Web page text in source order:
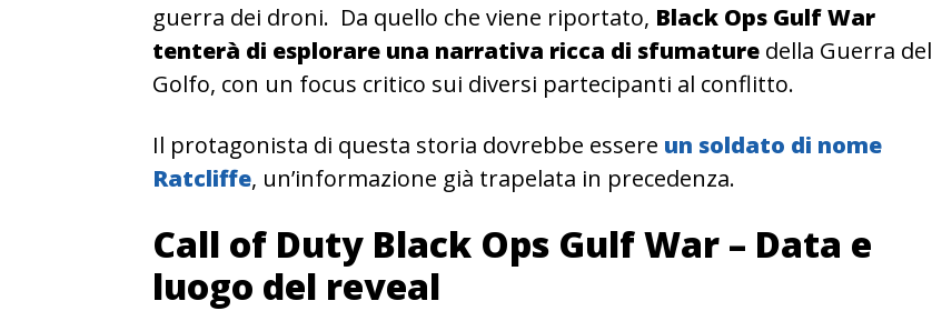
guerra dei droni. Da quello che viene riportato, Black Ops Gulf War
tenterà di esplorare una narrativa ricca di sfumature della Guerra del
Golfo, con un focus critico sui diversi partecipanti al conflitto.
Il protagonista di questa storia dovrebbe essere un soldato di nome
Ratcliffe, un’informazione già trapelata in precedenza.
Call of Duty Black Ops Gulf War – Data e
luogo del reveal